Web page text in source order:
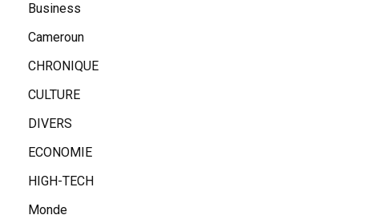
Business
Cameroun
CHRONIQUE
CULTURE
DIVERS
ECONOMIE
HIGH-TECH
Monde